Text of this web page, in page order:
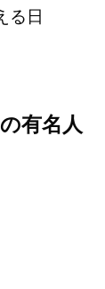
る日
有名人